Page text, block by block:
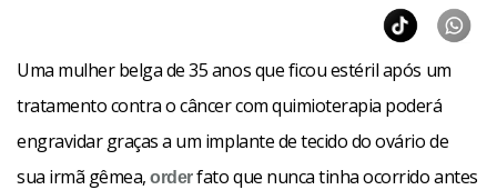
Uma mulher belga de 35 anos que ficou estéril após um
tratamento contra o câncer com quimioterapia poderá
engravidar graças a um implante de tecido do ovário de
sua irmã gêmea,orderfato que nunca tinha ocorrido antes